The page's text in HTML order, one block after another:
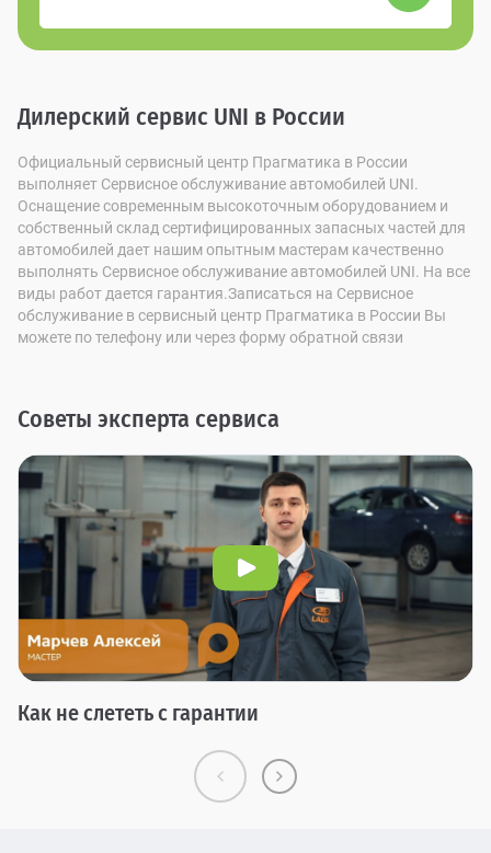
Дилерский сервис UNI в России
Официальный сервисный центр Прагматика в России
выполняет Сервисное обслуживание автомобилей UNI.
Оснащение современным высокоточным оборудованием и
собственный склад сертифицированных запасных частей для
автомобилей дает нашим опытным мастерам качественно
выполнять Сервисное обслуживание автомобилей UNI. На все
виды работ дается гарантия.Записаться на Сервисное
обслуживание в сервисный центр Прагматика в России Вы
можете по телефону или через форму обратной связи
Советы эксперта сервиса
Как не слететь с гарантии